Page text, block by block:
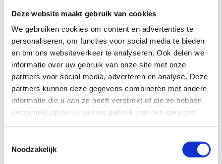
Deze website maakt gebruik van cookies
We gebruiken cookies om content en advertenties te
personaliseren, om functies voor social media te bieden
en om ons websiteverkeer te analyseren. Ook delen we
informatie over uw gebruik van onze site met onze
partners voor social media, adverteren en analyse. Deze
partners kunnen deze gegevens combineren met andere
informatie die u aan ze heeft verstrekt of die ze hebben
verzameld op basis van uw gebruik van hun services.
Noodzakelijk
Specificaties